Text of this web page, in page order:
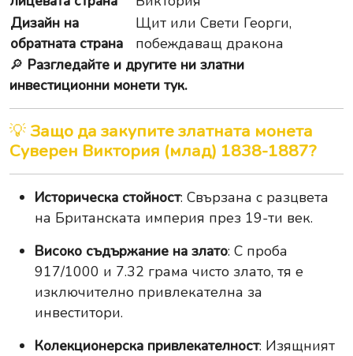
Дизайн на
обратната страна
Щит или Свети Георги,
побеждаващ дракона
🔎 Разгледайте и другите ни златни
инвестиционни монети тук.
💡Защо да закупите златната монета
Суверен Виктория (млад) 1838-1887?
Историческа стойност: Свързана с разцвета
на Британската империя през 19-ти век.
Високо съдържание на злато: С проба
917/1000 и 7.32 грама чисто злато, тя е
изключително привлекателна за
инвеститори.
Колекционерска привлекателност: Изящният